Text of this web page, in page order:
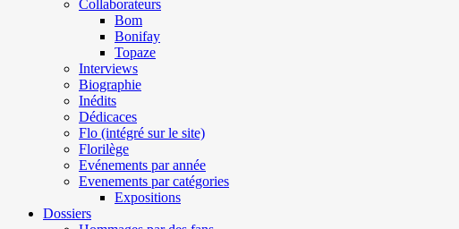
Collaborateurs
Bom
Bonifay
Topaze
Interviews
Biographie
Inédits
Dédicaces
Flo (intégré sur le site)
Florilège
Evénements par année
Evenements par catégories
Expositions
Dossiers